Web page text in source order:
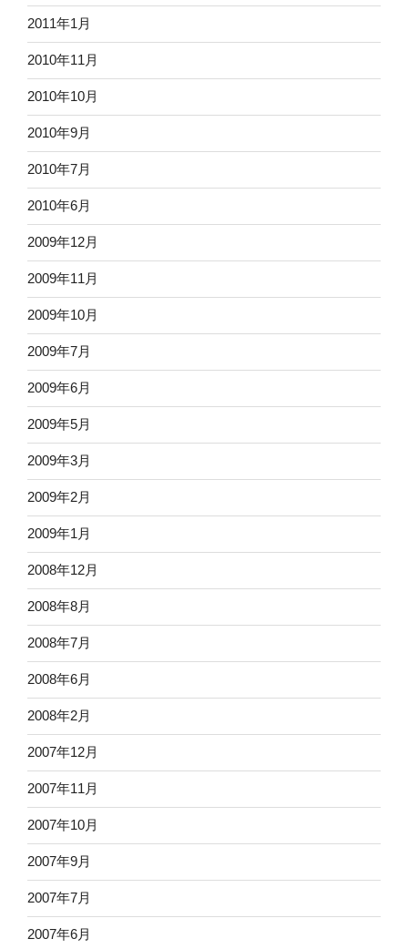
2011年1月
2010年11月
2010年10月
2010年9月
2010年7月
2010年6月
2009年12月
2009年11月
2009年10月
2009年7月
2009年6月
2009年5月
2009年3月
2009年2月
2009年1月
2008年12月
2008年8月
2008年7月
2008年6月
2008年2月
2007年12月
2007年11月
2007年10月
2007年9月
2007年7月
2007年6月